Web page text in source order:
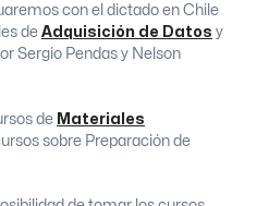
con el dictado en Chile
de Adquisición de Datos y
Sergio Pendas y Nelson
de Materiales
sobre Preparación de